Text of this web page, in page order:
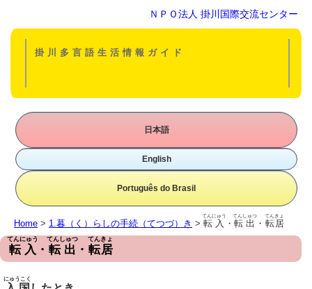
ＮＰＯ法人 掛川国際交流センター
掛川多言語生活情報ガイド
日本語
English
Português do Brasil
Home > 1.暮（く）らしの手続（てつづ）き > 転入
てんにゅう
・ 転出
てんしゅつ
・ 転居
てんきょ
転入
てんにゅう
・ 転出
てんしゅつ
・ 転居
てんきょ
にゅうこく